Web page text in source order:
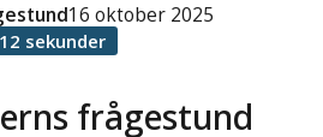
frågestund
16 oktober 2025
sekunder